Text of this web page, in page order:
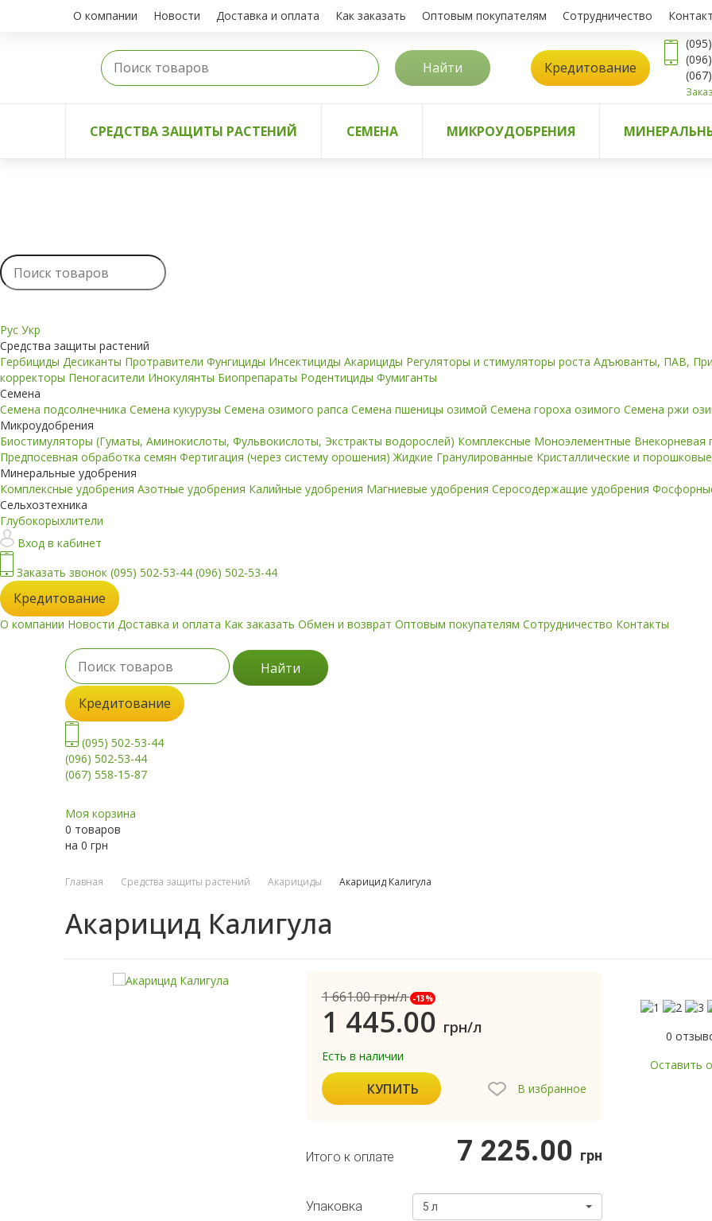
О компании Новости Доставка и оплата Как заказать Оптовым покупателям Сотрудничество
Найти Кредитование
СРЕДСТВА ЗАЩИТЫ РАСТЕНИЙ СЕМЕНА МИКРОУДОБРЕНИЯ
Рус Укр
Средства защиты растений
Гербициды Десиканты Протравители Фунгициды Инсектициды Акарициды Регуляторы и стимуляторы роста Адъюванты, ПАВ,
корректоры Пеногасители Инокулянты Биопрепараты Родентициды Фумиганты
Семена
Семена подсолнечника Семена кукурузы Семена озимого рапса Семена пшеницы озимой Семена гороха озимого Семена ржи
Микроудобрения
Биостимуляторы (Гуматы, Аминокислоты, Фульвокислоты, Экстракты водорослей) Комплексные Моноэлементные Внекорневая
Предпосевная обработка семян Фертигация (через систему орошения)Жидкие Гранулированные Кристаллические и порошковые
Минеральные удобрения
Комплексные удобрения Азотные удобрения Калийные удобрения Магниевые удобрения Серосодержащие удобрения
Сельхозтехника
Глубокорыхлители
Вход в кабинет
Заказать звонок (095) 502-53-44 (096) 502-53-44
Кредитование
О компании Новости Доставка и оплата Как заказать Обмен и возврат Оптовым покупателям Сотрудничество Контакты
Найти
Кредитование
(095) 502-53-44
(096) 502-53-44
(067) 558-15-87
Моя корзина
0 товаров
на 0 грн
Главная Средства защиты растений Акарициды Акарицид Калигула
Акарицид Калигула
1 661.00грн/л -13%
1 445.00 грн/л
Есть в наличии
КУПИТЬ В избранное
Итого к оплате 7 225.00 грн
Упаковка 5 л
0
Оставить